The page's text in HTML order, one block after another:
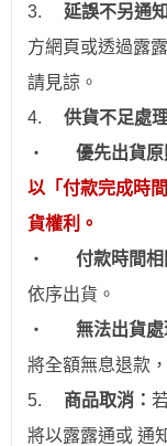
3.
延誤不另通知
方網頁或透過露
請見諒。
4.
供貨不足處
‧
優先出貨原
以「付款完成時
貨權利。
‧
付款時間相
依序出貨。
‧
無法出貨處
將全額無息退款
5.
商品取消：
將以露露通或 通